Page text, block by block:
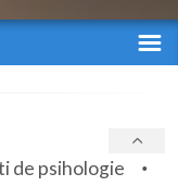
de psihologie